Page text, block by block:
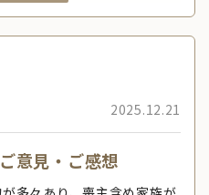
2025.12.21
意見・ご感想